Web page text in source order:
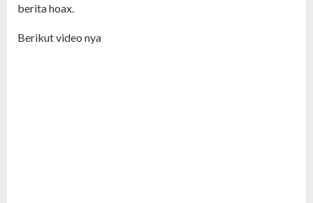
berita hoax.
Berikut video nya